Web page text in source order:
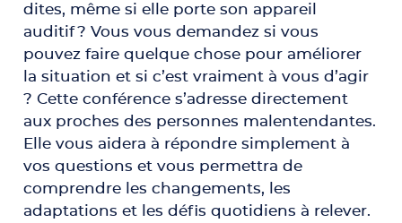
dites, même si elle porte son appareil
auditif ? Vous vous demandez si vous
pouvez faire quelque chose pour améliorer
la situation et si c’est vraiment à vous d’agir
? Cette conférence s’adresse directement
aux proches des personnes malentendantes.
Elle vous aidera à répondre simplement à
vos questions et vous permettra de
comprendre les changements, les
adaptations et les défis quotidiens à relever.